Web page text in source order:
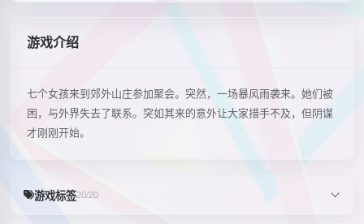
游戏介绍
七个女孩来到郊外山庄参加聚会。突然，一场暴风雨袭来。她们被
困，与外界失去了联系。突如其来的意外让大家措手不及，但阴谋
才刚刚开始。
游戏标签20/20